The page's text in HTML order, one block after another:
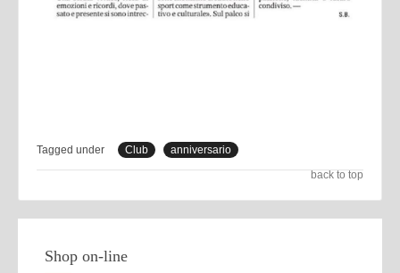
Tagged under Club
anniversario
back to top
Shop on-line